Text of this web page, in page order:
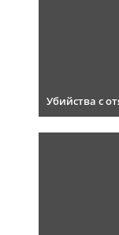
Убийства с